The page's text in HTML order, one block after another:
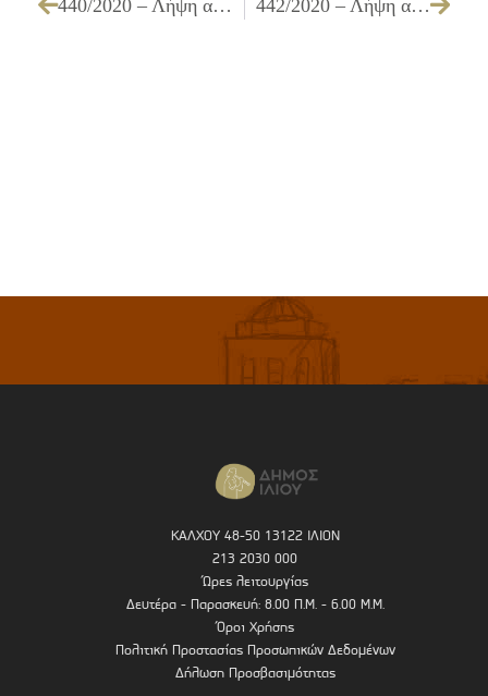
440/2020 – Λήψη απόφασης για αποδοχή πρότασης εξωδικαστικού συμβιβασμού με την ασφαλιστική εταιρεία «ΝΡ ΑΣΦΑΛΙΣΤΙΚΗ – ΝΕΟΣ ΠΟΣΕΙΔΩΝ Α.Ε.Α.Ε. 442/2020 – Λήψη απόφασης για την έγκριση της 13ης αναμόρφωσης προϋπολογισμού του Δήμου Ιλίου, έτους 2020, καθώς πρέπει να γίνει αποδοχή των έκτακτων επιχορηγήσεων, λόγω λήξης οικονομικού έτους
ΚΑΛΧΟΥ 48-50 13122 ΙΛΙΟΝ
213 2030 000
Ώρες λειτουργίας
Δευτέρα - Παρασκευή: 8.00 Π.Μ. - 6.00 Μ.Μ.
Όροι Χρήσης
Πολιτική Προστασίας Προσωπικών Δεδομένων
Δήλωση Προσβασιμότητας